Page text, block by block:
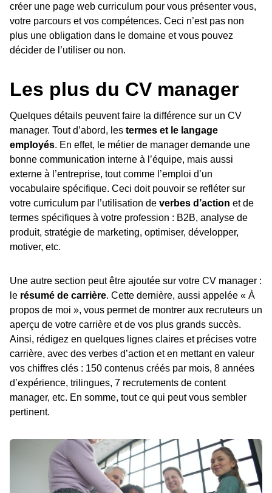
créer une page web curriculum pour vous présenter vous,
votre parcours et vos compétences. Ceci n’est pas non
plus une obligation dans le domaine et vous pouvez
décider de l’utiliser ou non.
Les plus du CV manager
Quelques détails peuvent faire la différence sur un CV
manager. Tout d’abord, les termes et le langage
employés. En effet, le métier de manager demande une
bonne communication interne à l’équipe, mais aussi
externe à l’entreprise, tout comme l’emploi d’un
vocabulaire spécifique. Ceci doit pouvoir se refléter sur
votre curriculum par l’utilisation de verbes d’action et de
termes spécifiques à votre profession : B2B, analyse de
produit, stratégie de marketing, optimiser, développer,
motiver, etc.
Une autre section peut être ajoutée sur votre CV manager :
le résumé de carrière. Cette dernière, aussi appelée « À
propos de moi », vous permet de montrer aux recruteurs un
aperçu de votre carrière et de vos plus grands succès.
Ainsi, rédigez en quelques lignes claires et précises votre
carrière, avec des verbes d’action et en mettant en valeur
vos chiffres clés : 150 contenus créés par mois, 8 années
d’expérience, trilingues, 7 recrutements de content
manager, etc. En somme, tout ce qui peut vous sembler
pertinent.